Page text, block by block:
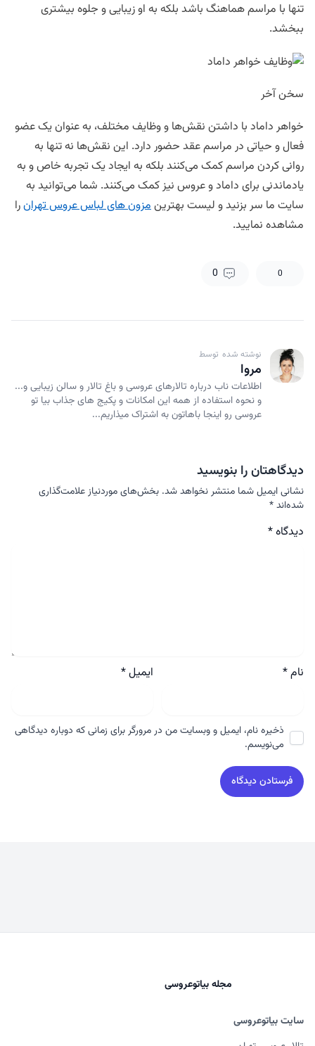
تنها با مراسم هماهنگ باشد بلکه به او زیبایی و جلوه بیشتری
ببخشد.
سخن آخر
خواهر داماد با داشتن نقش‌ها و وظایف مختلف، به عنوان یک عضو
فعال و حیاتی در مراسم عقد حضور دارد. این نقش‌ها نه تنها به
روانی کردن مراسم کمک می‌کنند بلکه به ایجاد یک تجربه خاص و به
یادماندنی برای داماد و عروس نیز کمک می‌کنند. شما می‌توانید به
سایت ما سر بزنید و لیست بهترینمزون های لباس عروس تهرانرا
مشاهده نمایید.
0
0
نوشته شده توسط
مروا
اطلاعات ناب درباره تالارهای عروسی و باغ تالار و سالن زیبایی و...
و نحوه استفاده از همه این امکانات و پکیج های جذاب بیا تو
عروسی رو اینجا باهاتون به اشتراک میذاریم...
دیدگاهتان را بنویسید
نشانی ایمیل شما منتشر نخواهد شد. بخش‌های موردنیاز علامت‌گذاری
شده‌اند*
دیدگاه*
نام* ایمیل*
ذخیره نام، ایمیل و وبسایت من در مرورگر برای زمانی که دوباره دیدگاهی
می‌نویسم.
مجله بیاتوعروسی
سایت بیاتوعروسی